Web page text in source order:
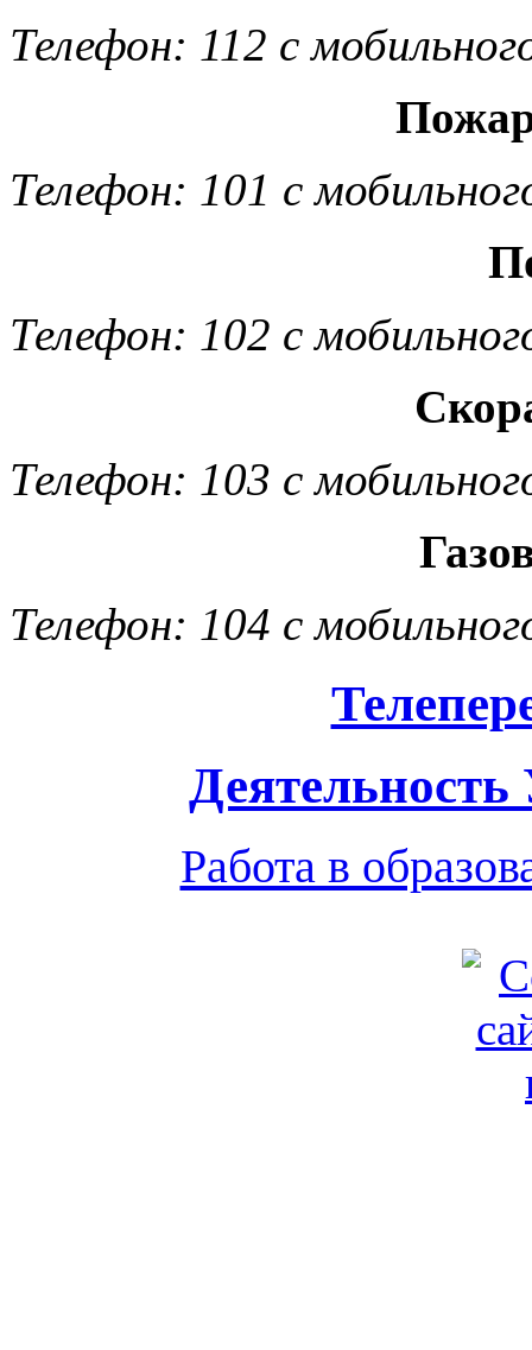
Телефон: 112 с
Телефон: 101 с
Телефон: 102 с
Телефон: 103 с
Телефон: 104 с
Работа в